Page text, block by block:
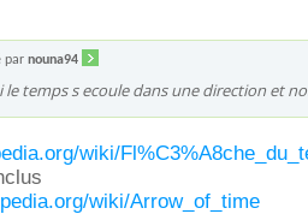
par nouna94
temps s ecoule dans une direction et
wiki/
wiki/Arrow_of_time